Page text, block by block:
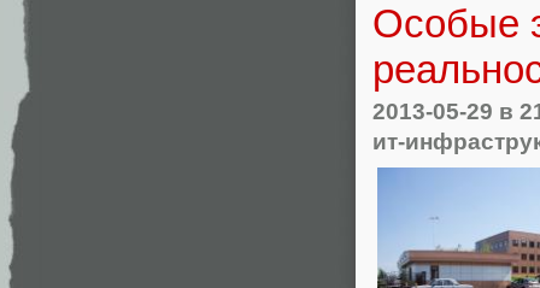
Особые
2013-05-29 в
ит-